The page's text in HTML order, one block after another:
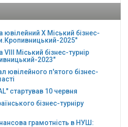
ювілейний Х Міський бізнес-
2025"
Міський бізнес-турнір
2023"
ювілейного п'ятого бізнес-
стартував 10 червня
бізнес-турніру
грамотність в НУШ: